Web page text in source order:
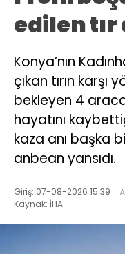
edilen tır
Konya’nın
çıkan tırın karşı
bekleyen 4
hayatını
kaza anı başka
anbean yansıdı.
Giriş: 07-08-2026 15:39
Kaynak: İHA